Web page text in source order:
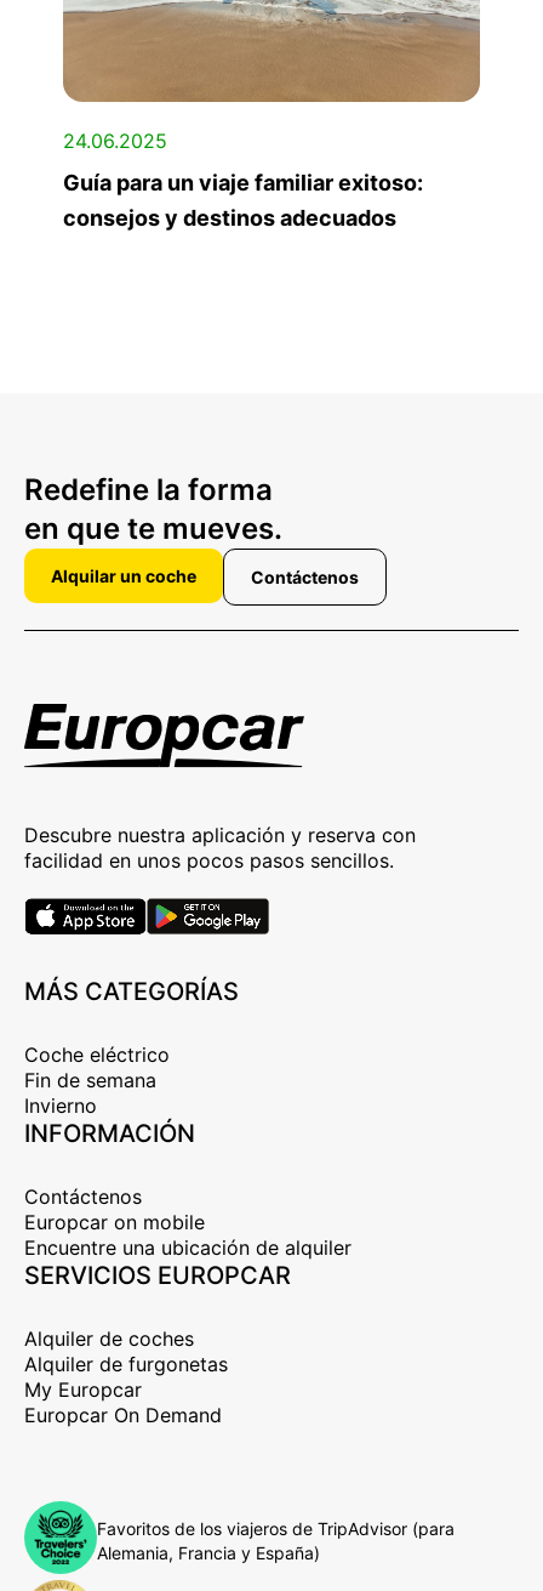
24.06.2025
Guía para un viaje familiar exitoso:
consejos y destinos adecuados
Redefine la forma
en que te mueves.
Alquilar un coche Contáctenos
Descubre nuestra aplicación y reserva con
facilidad en unos pocos pasos sencillos.
MÁS CATEGORÍAS
Coche eléctrico
Fin de semana
Invierno
INFORMACIÓN
Contáctenos
Europcar on mobile
Encuentre una ubicación de alquiler
SERVICIOS EUROPCAR
Alquiler de coches
Alquiler de furgonetas
My Europcar
Europcar On Demand
Favoritos de los viajeros de TripAdvisor (para
Alemania, Francia y España)